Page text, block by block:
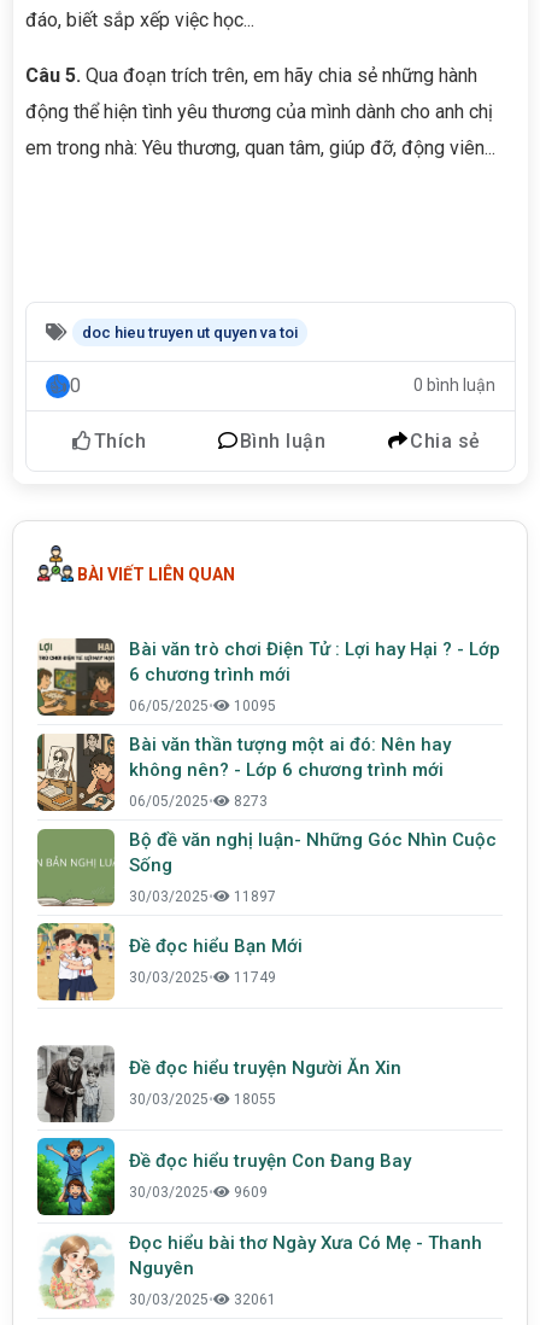
đáo, biết sắp xếp việc học...
Câu 5. Qua đoạn trích trên, em hãy chia sẻ những hành
động thể hiện tình yêu thương của mình dành cho anh chị
em trong nhà: Yêu thương, quan tâm, giúp đỡ, động viên...
doc hieu truyen ut quyen va toi
0 0 bình luận
Thích Bình luận Chia sẻ
BÀI VIẾT LIÊN QUAN
Bài văn trò chơi Điện Tử : Lợi hay Hại ? - Lớp
6 chương trình mới
06/05/2025• 10095
Bài văn thần tượng một ai đó: Nên hay
không nên? - Lớp 6 chương trình mới
06/05/2025• 8273
Bộ đề văn nghị luận- Những Góc Nhìn Cuộc
Sống
30/03/2025• 11897
Đề đọc hiểu Bạn Mới
30/03/2025• 11749
Đề đọc hiểu truyện Người Ăn Xin
30/03/2025• 18055
Đề đọc hiểu truyện Con Đang Bay
30/03/2025• 9609
Đọc hiểu bài thơ Ngày Xưa Có Mẹ - Thanh
Nguyên
30/03/2025• 32061